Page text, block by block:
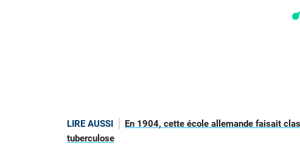
LIRE AUSSI
En 1904, cette école allemande faisait
tuberculose